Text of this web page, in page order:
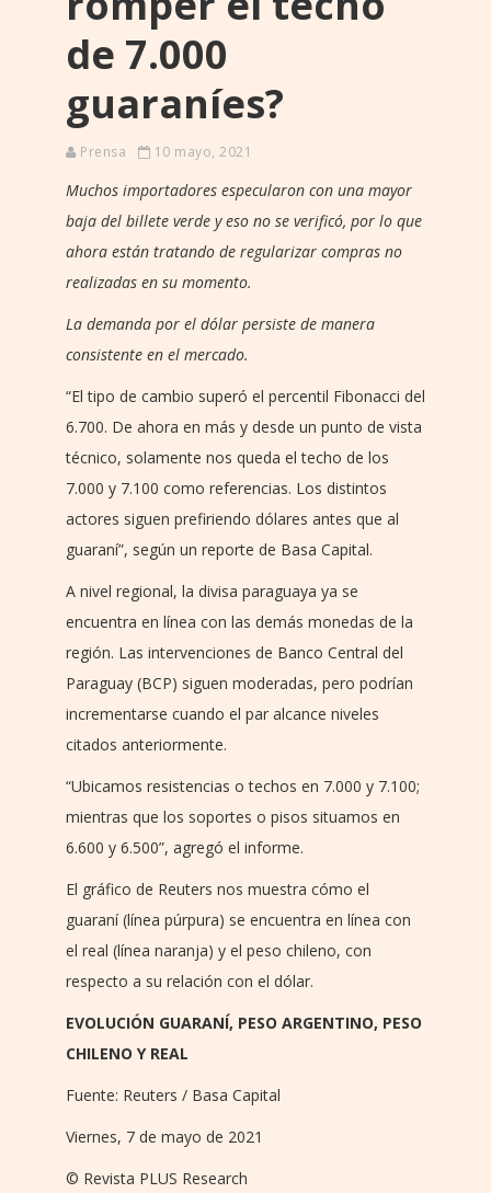
de 7.000
guaraníes?
Prensa 10 mayo, 2021
Muchos importadores especularon con una mayor
baja del billete verde y eso no se verificó, por lo que
ahora están tratando de regularizar compras no
realizadas en su momento.
La demanda por el dólar persiste de manera
consistente en el mercado.
“El tipo de cambio superó el percentil Fibonacci del
6.700. De ahora en más y desde un punto de vista
técnico, solamente nos queda el techo de los
7.000 y 7.100 como referencias. Los distintos
actores siguen prefiriendo dólares antes que al
guaraní”, según un reporte de Basa Capital.
A nivel regional, la divisa paraguaya ya se
encuentra en línea con las demás monedas de la
región. Las intervenciones de Banco Central del
Paraguay (BCP) siguen moderadas, pero podrían
incrementarse cuando el par alcance niveles
citados anteriormente.
“Ubicamos resistencias o techos en 7.000 y 7.100;
mientras que los soportes o pisos situamos en
6.600 y 6.500”, agregó el informe.
El gráfico de Reuters nos muestra cómo el
guaraní (línea púrpura) se encuentra en línea con
el real (línea naranja) y el peso chileno, con
respecto a su relación con el dólar.​
EVOLUCIÓN GUARANÍ, PESO ARGENTINO, PESO
CHILENO Y REAL
Fuente: Reuters / Basa Capital
Viernes, 7 de mayo de 2021
© Revista PLUS Research